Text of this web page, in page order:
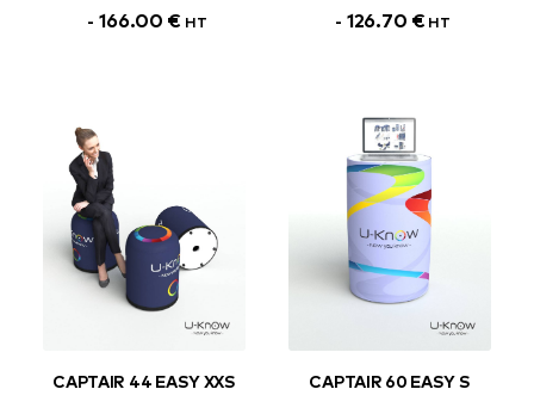
166.00 € HT 126.70 € HT
CAPTAIR 44 EASY XXS CAPTAIR 60 EASY S